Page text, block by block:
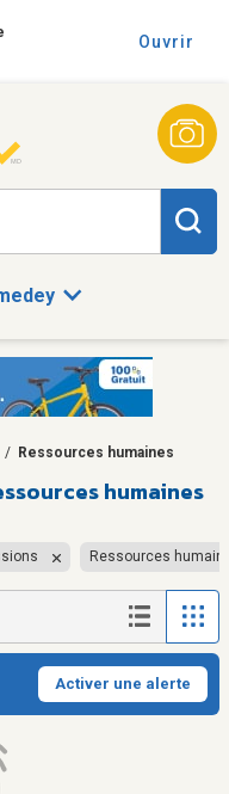
Ouvrir
/ Ressources humaines
humaines
Ressources
Activer une alerte